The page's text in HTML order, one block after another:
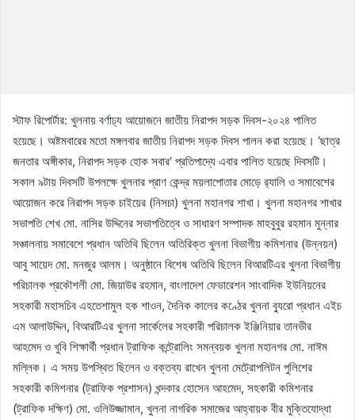
স্টাফ রিপোর্টার: খুলনায় বর্ণাঢ্য আয়োজনে জাতীয় নিরাপদ সড়ক দিবস-২০২৪ পালিত
হয়েছে। অষ্টমবারের মতো মঙ্গলবার জাতীয় নিরাপদ সড়ক দিবস পালন করা হয়েছে। ‘ছাত্র
জনতার অঙ্গীকার, নিরাপদ সড়ক হোক সবার‘ প্রতিপাদ্যে এবার পালিত হয়েছে দিবসটি।
সকাল ৯টায় দিবসটি উপলক্ষে খুলনার প্রাণ কেন্দ্র ময়লাপোতার মোড়ে র‌্যালি ও সমাবেশের
আয়োজন করে নিরাপদ সড়ক চাইয়ের (নিসচা) খুলনা মহানগর শাখা। খুলনা মহানগর শাখার
সভাপতি শেখ মো. নাসির উদ্দিনের সভাপতিত্বে ও সাধারণ সম্পাদক মাহবুবুর রহমান মুন্নার
সঞ্চালনায় সমাবেশে প্রধান অতিথি ছিলেন অতিরিক্ত খুলনা বিভাগীয় কমিশনার (উন্নয়ন)
আবু সায়েদ মো. মনজুর আলম। অনুষ্ঠানে বিশেষ অতিথি ছিলেন বিআরটিএর খুলনা বিভাগীয়
পরিচালক প্রকৌশলী মো. জিয়াউর রহমান, বাংলাদেশ ফেডারেশন সাংবাদিক ইউনিয়নের
সহকারী মহাসচিব এহতেশামুল হক শাওন, দৈনিক কালের কণ্ঠের খুলনা ব্যুরো প্রধান এইচ
এম আলাউদ্দিন, বিআরটিএর খুলনা সার্কেলের সহকারী পরিচালক ইঞ্জিনিয়ার তানভীর
আহমেদ ও খুবি শিক্ষার্থী প্রধান ট্রাফিক কন্ট্রোলিং সমন্বয়ক খুলনা মহানগর মো. নাঈম
মল্লিক। এ সময় উপস্থিত ছিলেন ও বক্তব্য রাখেন খুলনা মেট্রোপলিটন পুলিশের
সহকারী কমিশনার (ট্রাফিক প্রশাসন) খন্দকার হোসেন আহমেদ, সহকারী কমিশনার
(ট্রাফিক দক্ষিণ) মো. ওলিউজ্জামান, খুলনা নাগরিক সমাজের আহ্বায়ক বীর মুক্তিযোদ্ধা